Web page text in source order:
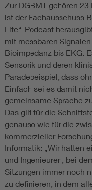
Zur DGBMT gehören
ist der Fachausschuss
Life“-Podcast
mit messbaren
Bioimpedanz bis EKG.
Sensorik und deren
Paradebeispiel, dass
Einfach sei es damit
gemeinsame Sprache
Das gilt für die
genauso wie für die
kommerzieller
Informatik: „Wir hatten
und Ingenieuren, bei
Sitzungen immer noch
zu definieren, in dem